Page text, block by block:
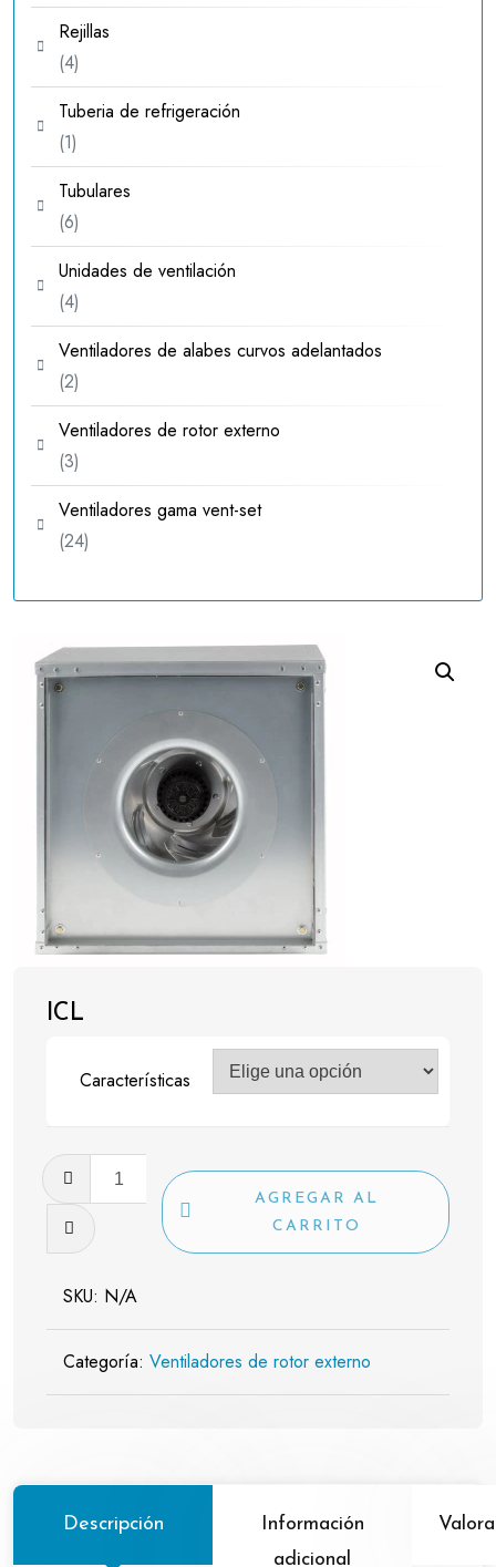
ICL
Características
cantidad
AGREGAR AL
CARRITO
SKU: N/A
Categoría: Ventiladores de rotor externo
Descripción
Información
adicional
productos
Rejillas
44
productos
Tuberia de refrigeración
11
producto
Tubulares
66
productos
Unidades de ventilación
44
productos
Ventiladores de alabes curvos adelantados
22
productos
Ventiladores de rotor externo
33
productos
Ventiladores gama vent-set
2424